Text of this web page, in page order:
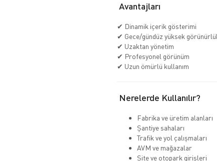
Avantajları
✔ Dinamik içerik gösterimi
✔ Gece/gündüz yüksek
✔ Uzaktan yönetim
✔ Profesyonel görünüm
✔ Uzun ömürlü kullanım
Nerelerde Kullanılır?
Fabrika ve üretim alanları
Şantiye sahaları
Trafik ve yol çalışmaları
AVM ve mağazalar
Site ve otopark girişleri